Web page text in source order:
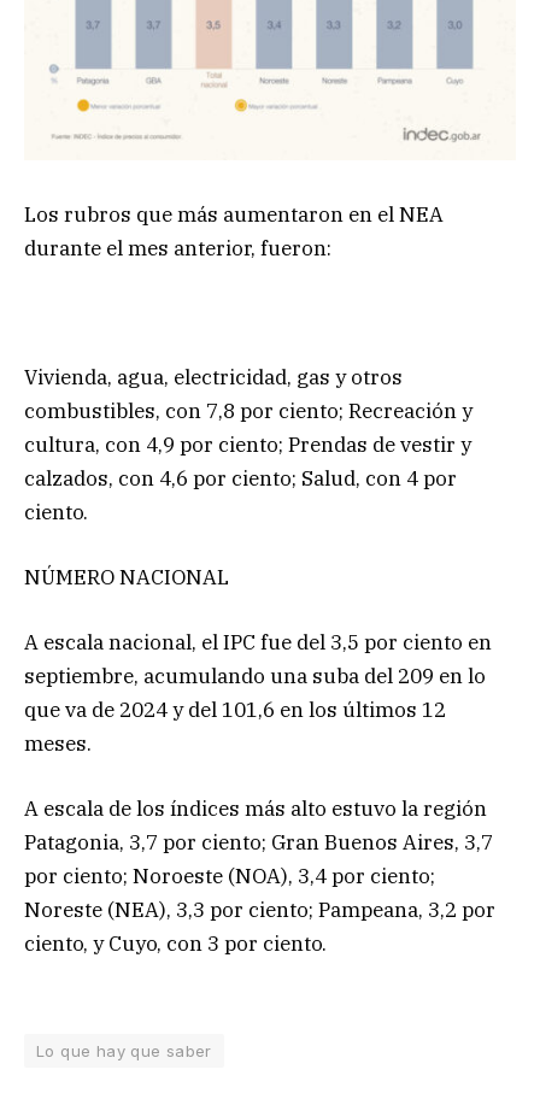
Los rubros que más aumentaron en el NEA
durante el mes anterior, fueron:
Vivienda, agua, electricidad, gas y otros
combustibles, con 7,8 por ciento; Recreación y
cultura, con 4,9 por ciento; Prendas de vestir y
calzados, con 4,6 por ciento; Salud, con 4 por
ciento.
NÚMERO NACIONAL
A escala nacional, el IPC fue del 3,5 por ciento en
septiembre, acumulando una suba del 209 en lo
que va de 2024 y del 101,6 en los últimos 12
meses.
A escala de los índices más alto estuvo la región
Patagonia, 3,7 por ciento; Gran Buenos Aires, 3,7
por ciento; Noroeste (NOA), 3,4 por ciento;
Noreste (NEA), 3,3 por ciento; Pampeana, 3,2 por
ciento, y Cuyo, con 3 por ciento.
Lo que hay que saber